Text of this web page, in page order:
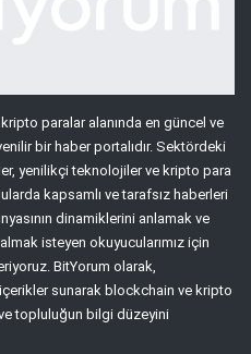
paralar alanında en güncel ve
bir haber portalıdır. Sektördeki
yenilikçi teknolojiler ve kripto para
kapsamlı ve tarafsız haberleri
dinamiklerini anlamak ve
isteyen okuyucularımız için
BitYorum olarak,
sunarak blockchain ve kripto
ve topluluğun bilgi düzeyini